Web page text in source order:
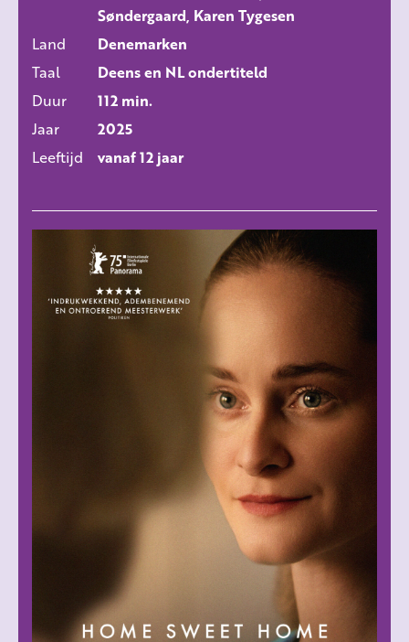
Søndergaard, Karen Tygesen
Land
Denemarken
Taal
Deens en NL ondertiteld
Duur
112 min.
Jaar
2025
Leeftijd
vanaf 12 jaar